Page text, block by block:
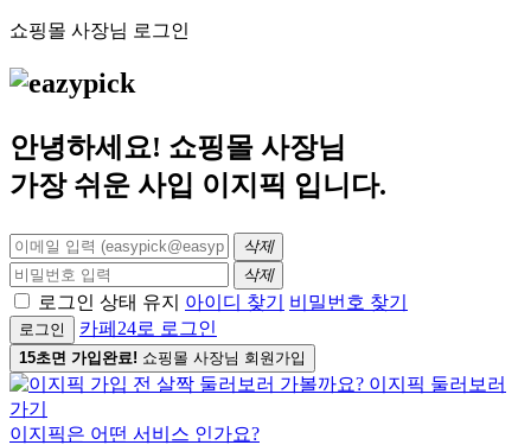
쇼핑몰 사장님 로그인
안녕하세요! 쇼핑몰 사장님
가장 쉬운 사입 이지픽 입니다.
삭제
삭제
로그인 상태 유지 아이디 찾기 비밀번호 찾기
로그인 카페24로 로그인
15초면 가입완료! 쇼핑몰 사장님 회원가입
이지픽은 어떤 서비스 인가요?